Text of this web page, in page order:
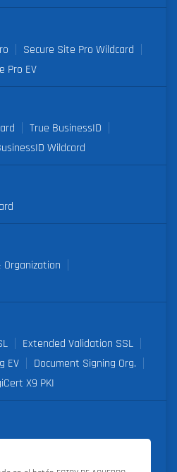
Secure Site Pro Wildcard
Pro EV
True BusinessID
Wildcard
Organization
Extended Validation SSL
EV
Document Signing Org.
X9 PKI